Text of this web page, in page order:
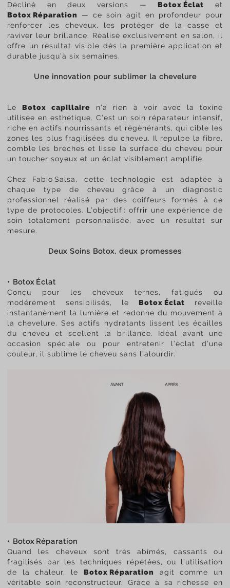
Décliné en deux versions —Botox Éclat et
Botox Réparation
— ce soin agit en profondeur pour
renforcer les cheveux, les protéger de la casse et
raviver leur brillance. Réalisé exclusivement en salon, il
offre un résultat visible dès la première application et
durable jusqu’à six semaines.
Une innovation pour sublimer la chevelure
LeBotox capillaire n’a rien à voir avec la toxine
utilisée en esthétique. C’est un soin réparateur intensif,
riche en actifs nourrissants et régénérants, qui cible les
zones les plus fragilisées du cheveu. Il repulpe la fibre,
comble les brèches et lisse la surface du cheveu pour
un toucher soyeux et un éclat visiblement amplifié.
Chez Fabio Salsa, cette technologie est adaptée à
chaque type de cheveu grâce à un diagnostic
professionnel réalisé par des coiffeurs formés à ce
type de protocoles. L’objectif : offrir une expérience de
soin totalement personnalisée, avec un résultat sur
mesure.
Deux Soins Botox, deux promesses
• Botox Éclat
Conçu pour les cheveux ternes, fatigués ou
modérément sensibilisés, le Botox Éclat réveille
instantanément la lumière et redonne du mouvement à
la chevelure. Ses actifs hydratants lissent les écailles
du cheveu et scellent la brillance. Idéal avant une
occasion spéciale ou pour entretenir l’éclat d’une
couleur, il sublime le cheveu sans l’alourdir.
• Botox Réparation
Quand les cheveux sont très abîmés, cassants ou
fragilisés par les techniques répétées, ou l’utilisation
de la chaleur, le Botox Réparation
agit comme un
véritable soin reconstructeur. Grâce à sa richesse en